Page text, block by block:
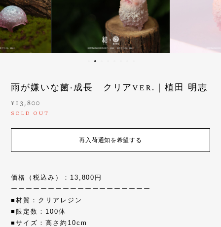
雨が嫌いな菌·成長 クリアver.｜植田 明志
¥13,800
SOLD OUT
再入荷通知を希望する
価格（税込み）：13,800円
ーーーーーーーーーーーーーーーーーーー
■材質：クリアレジン
■限定数：100体
■サイズ：高さ約10cm